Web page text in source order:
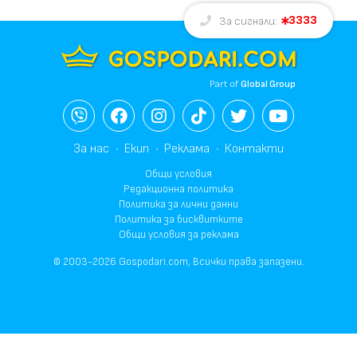
За сигнали: 3333
Part ofGlobal Group
За нас Екип Реклама Контакти
Общи условия
Редакционна политика
Политика за лични данни
Политика за бисквитките
Общи условия за реклама
© 2003-2026 Gospodari.com, Всички права запазени.